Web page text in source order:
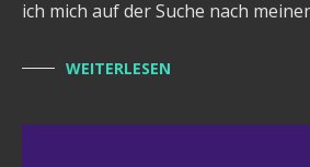
ich mich auf der Suche nach
WEITERLESEN